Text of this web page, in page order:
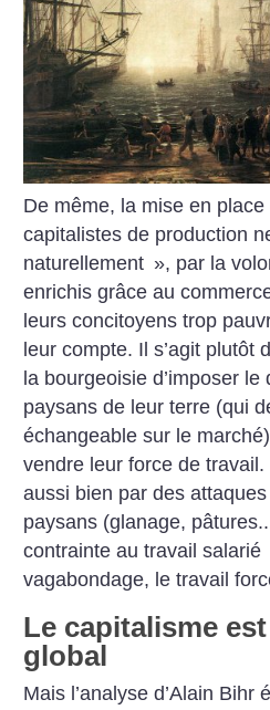
De même, la mise en
capitalistes de production
naturellement », par la
enrichis grâce au
leurs concitoyens trop
leur compte. Il s’agit plutôt
la bourgeoisie d’imposer
paysans de leur terre (qui
échangeable sur le
vendre leur force de
aussi bien par des
paysans (glanage,
contrainte au travail salarié
vagabondage, le travail
Le capitalisme
global
Mais l’analyse d’Alain Bihr